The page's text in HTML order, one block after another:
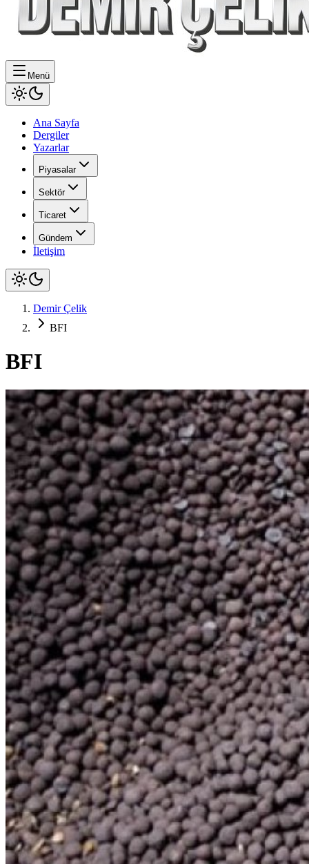
Menü
Ana Sayfa
Dergiler
Yazarlar
Piyasalar
Sektör
Ticaret
Gündem
İletişim
Demir Çelik
BFI
BFI